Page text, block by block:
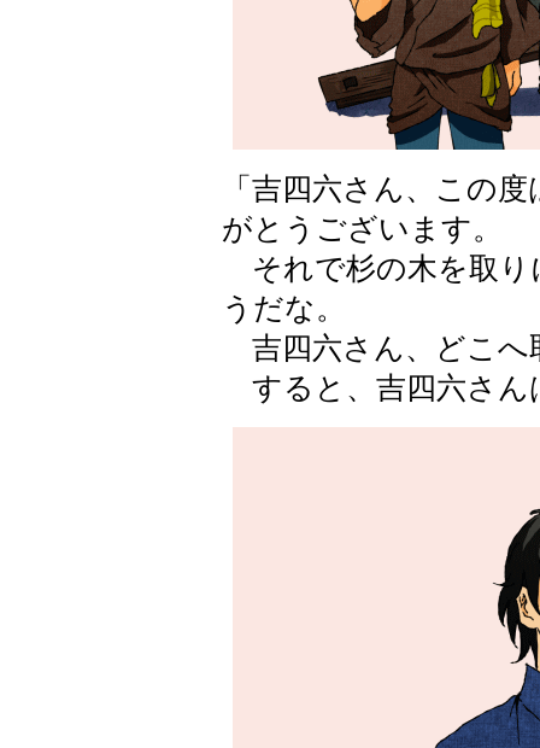
「吉四六さん、この
がとうございます。
それで杉の木を取り
うだな。
吉四六さん、どこへ
すると、吉四六さん